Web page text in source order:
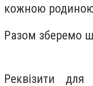
кожною
Разом зберемо
Реквізити для